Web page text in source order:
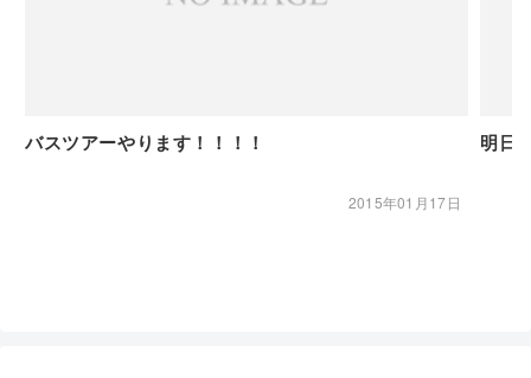
バスツアーやります！！！！
2015年01月17日
明日